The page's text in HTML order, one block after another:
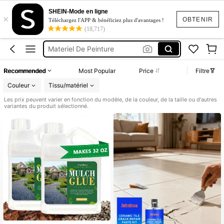
OBTENIR
×
SHEIN-Mode en ligne
Téléchargez l'APP & bénéficiez plus d'avantages !
(18,717)
Sol
Reparation De Carrelage
Materiel De Peinture
Revetement Sol
Recommended Most Popular Price
Filtre
Couleur
Tissu/matériel
Les prix peuvent varier en fonction du modèle, de la couleur, de la taille ou d'autres
variantes du produit sélectionné.